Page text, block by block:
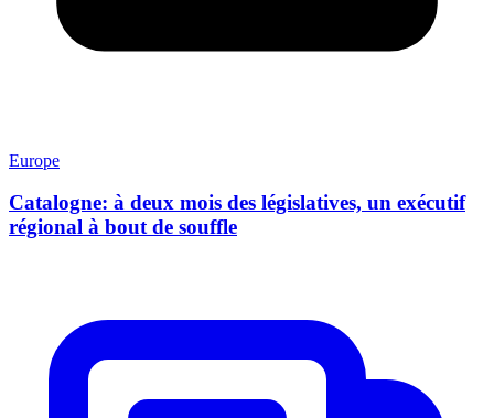
Europe
Catalogne: à deux mois des législatives, un exécutif
régional à bout de souffle